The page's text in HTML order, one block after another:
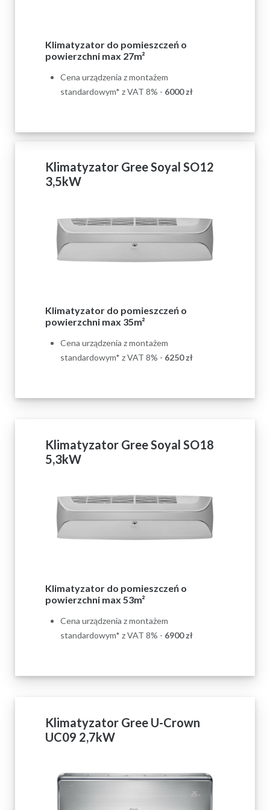
Klimatyzator do pomieszczeń o
powierzchni max 27m²
Cena urządzenia z montażem
standardowym* z VAT 8% - 6000 zł
Klimatyzator Gree Soyal SO12
3,5kW
Klimatyzator do pomieszczeń o
powierzchni max 35m²
Cena urządzenia z montażem
standardowym* z VAT 8% - 6250 zł
Klimatyzator Gree Soyal SO18
5,3kW
Klimatyzator do pomieszczeń o
powierzchni max 53m²
Cena urządzenia z montażem
standardowym* z VAT 8% - 6900 zł
Klimatyzator Gree U-Crown
UC09 2,7kW